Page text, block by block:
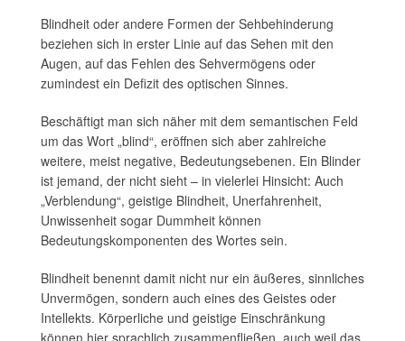
Blindheit oder andere Formen der Sehbehinderung
beziehen sich in erster Linie auf das Sehen mit den
Augen, auf das Fehlen des Sehvermögens oder
zumindest ein Defizit des optischen Sinnes.
Beschäftigt man sich näher mit dem semantischen Feld
um das Wort „blind“, eröffnen sich aber zahlreiche
weitere, meist negative, Bedeutungsebenen. Ein Blinder
ist jemand, der nicht sieht – in vielerlei Hinsicht: Auch
„Verblendung“, geistige Blindheit, Unerfahrenheit,
Unwissenheit sogar Dummheit können
Bedeutungskomponenten des Wortes sein.
Blindheit benennt damit nicht nur ein äußeres, sinnliches
Unvermögen, sondern auch eines des Geistes oder
Intellekts. Körperliche und geistige Einschränkung